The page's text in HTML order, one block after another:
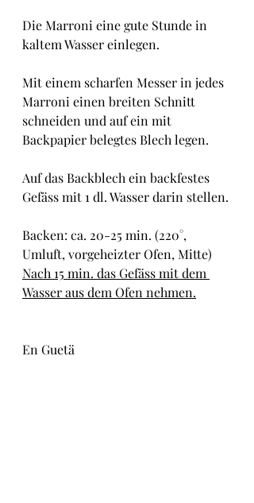
Die Marroni eine gute Stunde in
kaltem Wasser einlegen.
Mit einem scharfen Messer in jedes
Marroni einen breiten Schnitt
schneiden und auf ein mit
Backpapier belegtes Blech legen.
Auf das Backblech ein backfestes
Gefäss mit 1 dl. Wasser darin stellen.
Backen: ca. 20-25 min. (220°,
Umluft, vorgeheizter Ofen, Mitte)
Nach 15 min. das Gefäss mit dem
Wasser aus dem Ofen nehmen.
En Guetä